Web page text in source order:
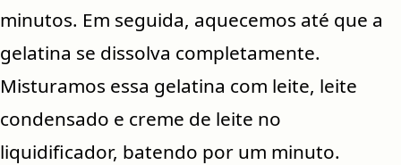
minutos. Em seguida, aquecemos até que a
gelatina se dissolva completamente.
Misturamos essa gelatina com leite, leite
condensado e creme de leite no
liquidificador, batendo por um minuto.